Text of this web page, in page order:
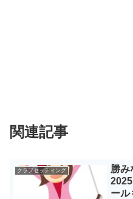
関連記事
クラブセッティング
勝み
ール